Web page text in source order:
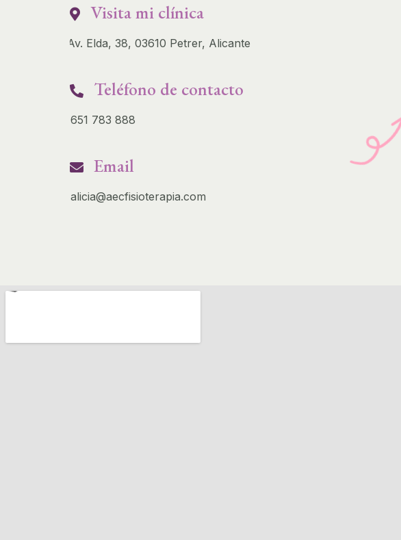
Visita mi clínica
Av. Elda, 38, 03610 Petrer, Alicante
Teléfono de contacto
651 783 888
Email
alicia@aecfisioterapia.com